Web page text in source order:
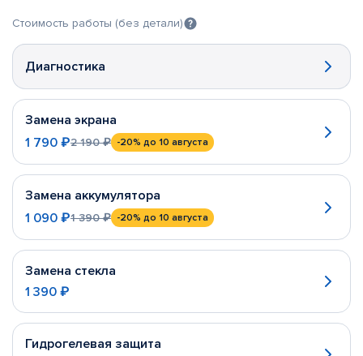
Стоимость работы (без детали)
Диагностика
Замена экрана
1 790 ₽2 190 ₽ -20% до 10 августа
Замена аккумулятора
1 090 ₽1 390 ₽ -20% до 10 августа
Замена стекла
1 390 ₽
Гидрогелевая защита